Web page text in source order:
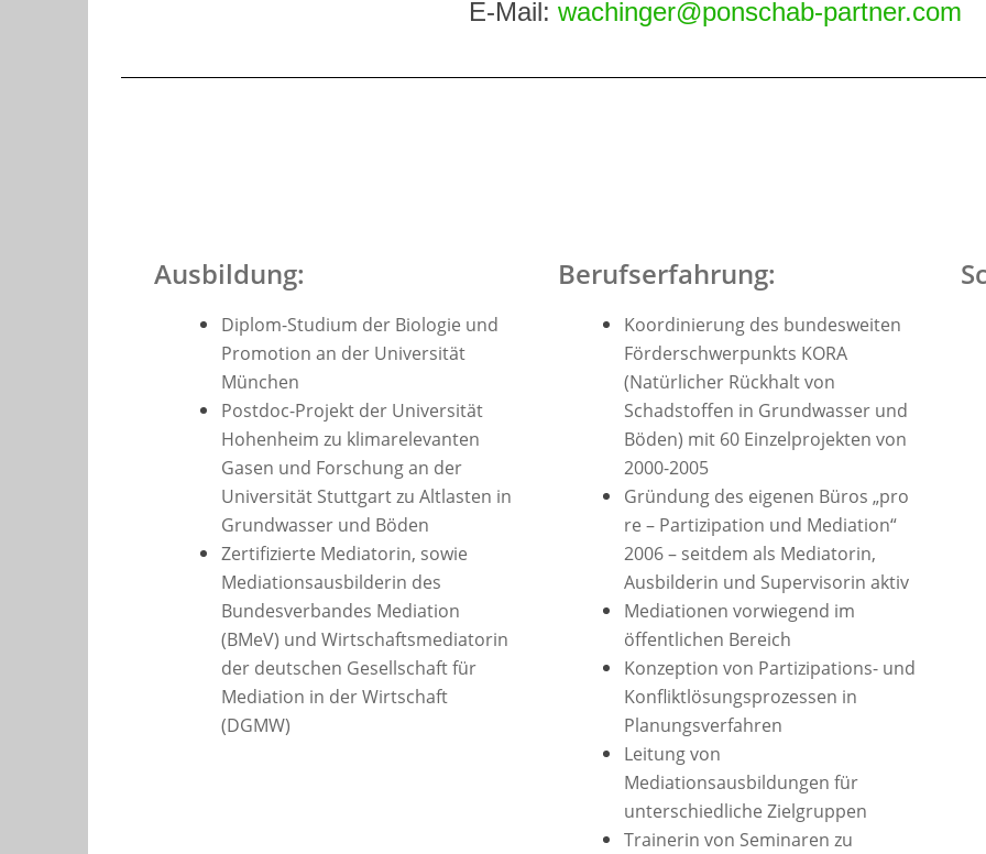
E-Mail: wachinger@ponschab-partner.com
Ausbildung:
Diplom-Studium der Biologie und
Promotion an der Universität
München
Postdoc-Projekt der Universität
Hohenheim zu klimarelevanten
Gasen und Forschung an der
Universität Stuttgart zu Altlasten in
Grundwasser und Böden
Zertifizierte Mediatorin, sowie
Mediationsausbilderin des
Bundesverbandes Mediation
(BMeV) und Wirtschaftsmediatorin
der deutschen Gesellschaft für
Mediation in der Wirtschaft
(DGMW)
Berufserfahrung:
Koordinierung des bundesweiten
Förderschwerpunkts KORA
(Natürlicher Rückhalt von
Schadstoffen in Grundwasser und
Böden) mit 60 Einzelprojekten von
2000-2005
Gründung des eigenen Büros „pro
re – Partizipation und Mediation“
2006 – seitdem als Mediatorin,
Ausbilderin und Supervisorin aktiv
Mediationen vorwiegend im
öffentlichen Bereich
Konzeption von Partizipations- und
Konfliktlösungsprozessen in
Planungsverfahren
Leitung von
Mediationsausbildungen für
unterschiedliche Zielgruppen
Trainerin von Seminaren zu